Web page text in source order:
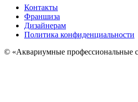
Контакты
Франшиза
Дизайнерам
Политика конфиденциальности
© «Аквариумные профессиональные